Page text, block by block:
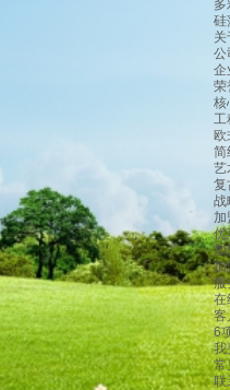
多
硅
关
公
企
荣
核
工
欧
简
艺
复
战
加
优
加
加
服
在
客
6
我
常
联